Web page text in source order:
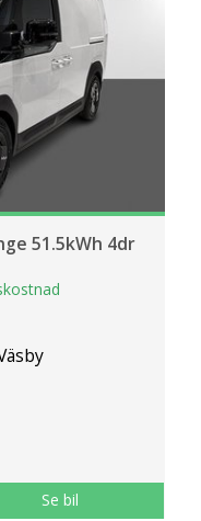
51.5kWh 4dr
Se bil